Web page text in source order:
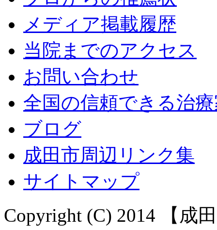
メディア掲載履歴
当院までのアクセス
お問い合わせ
全国の信頼できる治
ブログ
成田市周辺リンク集
サイトマップ
Copyright (C) 2014 【成